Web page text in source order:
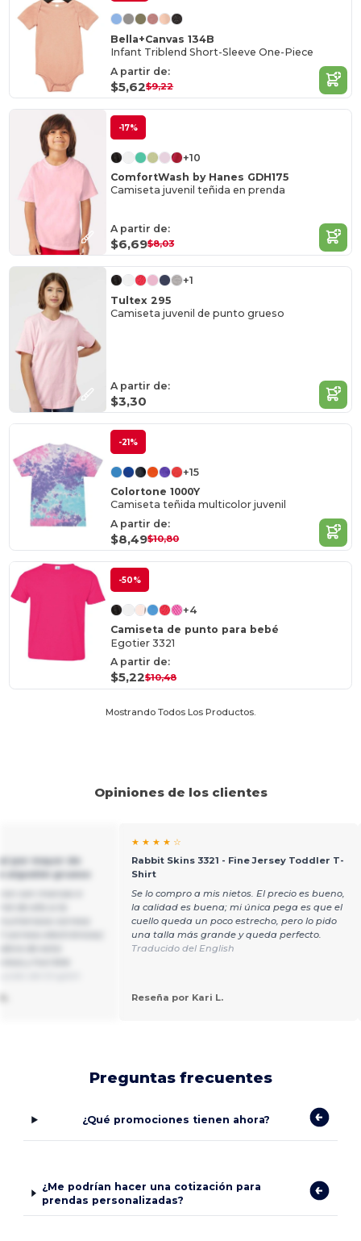
Bella+Canvas 134B
Infant Triblend Short-Sleeve One-Piece
A partir de:
$5,62$9,22
-17%
+10
ComfortWash by Hanes GDH175
Camiseta juvenil teñida en prenda
A partir de:
$6,69$8,03
+1
Tultex 295
Camiseta juvenil de punto grueso
A partir de:
$3,30
-21%
+15
Colortone 1000Y
Camiseta teñida multicolor juvenil
A partir de:
$8,49$10,80
-50%
+4
Camiseta de punto para bebé
Egotier 3321
A partir de:
$5,22$10,48
Mostrando Todos Los Productos.
Opiniones de los clientes
por mayor de
algodón grueso
★ ★ ★ ★ ☆
Rabbit Skins 3321 - Fine Jersey Toddler T-
Shirt
Se lo compro a mis nietos. El precio es bueno,
la calidad es buena; mi única pega es que el
cuello queda un poco estrecho, pero lo pido
una talla más grande y queda perfecto.
Traducido del English
Reseña por Kari L.
Preguntas frecuentes
¿Qué promociones tienen ahora?
¿Me podrían hacer una cotización para
prendas personalizadas?